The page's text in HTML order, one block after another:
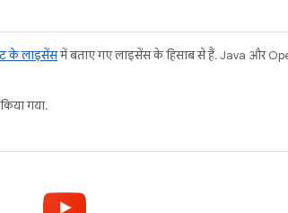
के लाइसेंसमें बताए गए लाइसेंस के हिसाब से हैं. Java और
गया.